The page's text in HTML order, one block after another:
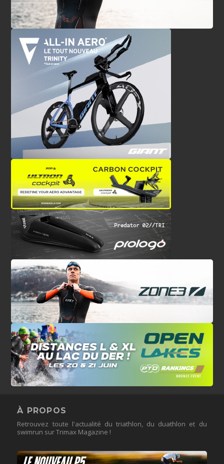
À PROPOS
Retrouvez toute l'actualité du triathlon, du duathlon et du
swimrun sur Trimax Magazine !